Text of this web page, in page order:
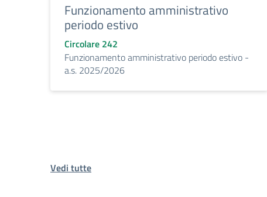
Funzionamento amministrativo
periodo estivo
Circolare 242
Funzionamento amministrativo periodo estivo -
a.s. 2025/2026
Vedi tutte